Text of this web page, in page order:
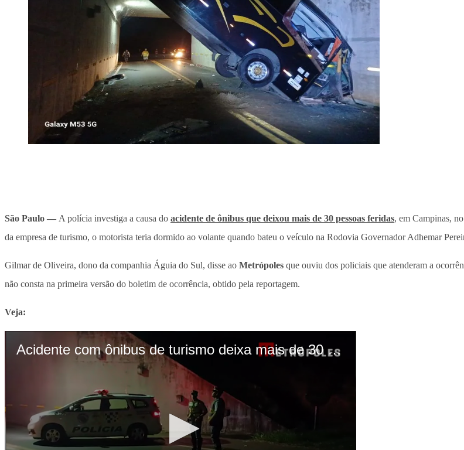
São Paulo — A polícia investiga a causa do acidente de ônibus que deixou mais de 30 pessoas feridas, em Campinas,
da empresa de turismo, o motorista teria dormido ao volante quando bateu o veículo na Rodovia Governador Adhemar
Gilmar de Oliveira, dono da companhia Águia do Sul, disse ao Metrópoles que ouviu dos policiais que atenderam a
não consta na primeira versão do boletim de ocorrência, obtido pela reportagem.
Veja: